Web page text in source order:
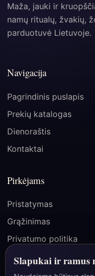
Maža, jauki ir
namų ritualų, žvakių,
parduotuvė Lietuvoje.
Navigacija
Pagrindinis puslapis
Prekių katalogas
Dienoraštis
Kontaktai
Pirkėjams
Pristatymas
Grąžinimas
Privatumo politika
Pirkimo taisyklės
Slapukai ir ramus